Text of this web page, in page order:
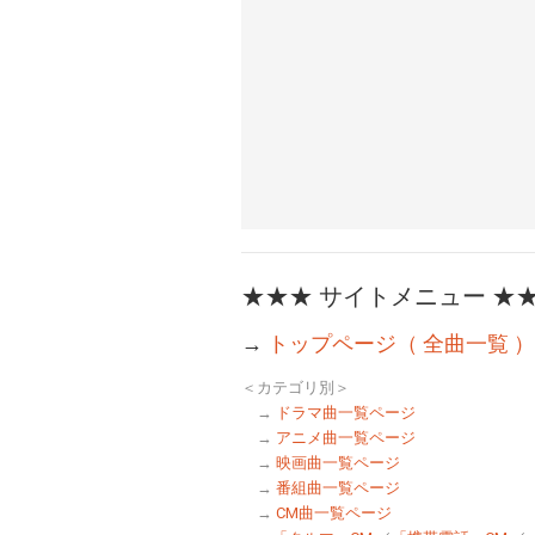
★★★ サイトメニュー
→ トップページ（ 全曲一覧 ）
＜カテゴリ別＞
→
ドラマ曲一覧ページ
→ アニメ曲一覧ページ
→ 映画曲一覧ページ
→ 番組曲一覧ページ
→ CM曲一覧ページ